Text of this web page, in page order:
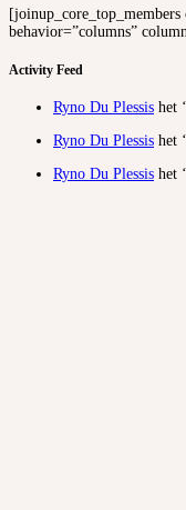
[joinup_core_top_members
behavior=”columns”
Activity Feed
Ryno Du Plessis het
Ryno Du Plessis het
Ryno Du Plessis het